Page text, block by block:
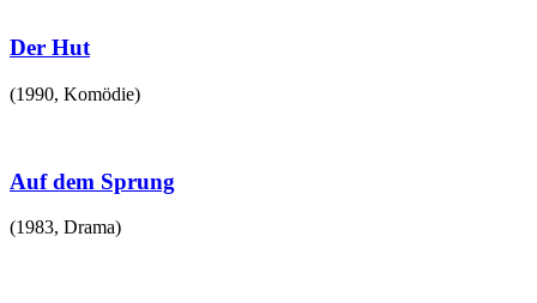
Der Hut
(1990, Komödie)
Auf dem Sprung
(1983, Drama)